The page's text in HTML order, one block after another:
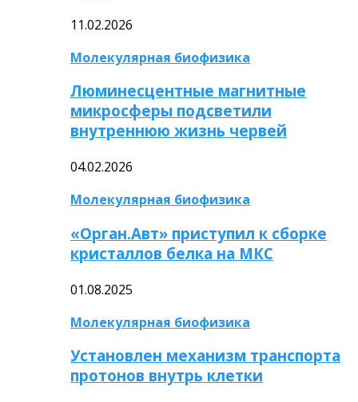
11.02.2026
Молекулярная биофизика
Люминесцентные магнитные
микросферы подсветили
внутреннюю жизнь червей
04.02.2026
Молекулярная биофизика
«Орган.Авт» приступил к сборке
кристаллов белка на МКС
01.08.2025
Молекулярная биофизика
Установлен механизм транспорта
протонов внутрь клетки